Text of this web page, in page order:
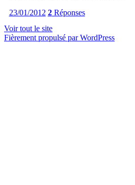
23/01/2012 2Réponses
Voir tout le site
Fièrement propulsé par WordPress